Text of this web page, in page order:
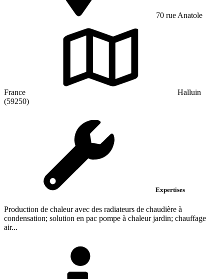
70 rue Anatole
France
Halluin
(59250)
Expertises
Production de chaleur avec des radiateurs de chaudière à
condensation; solution en pac pompe à chaleur jardin; chauffage
air...